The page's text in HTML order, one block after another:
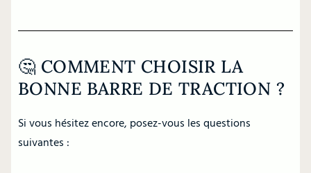
🤔 COMMENT CHOISIR LA
BONNE BARRE DE TRACTION ?
Si vous hésitez encore, posez-vous les questions
suivantes :